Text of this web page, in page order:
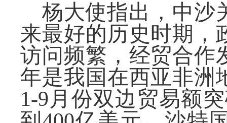
杨大使指出，中沙
来最好的历史时期，
访问频繁，经贸合作
年是我国在西亚非洲
1-9 月份双边贸易额